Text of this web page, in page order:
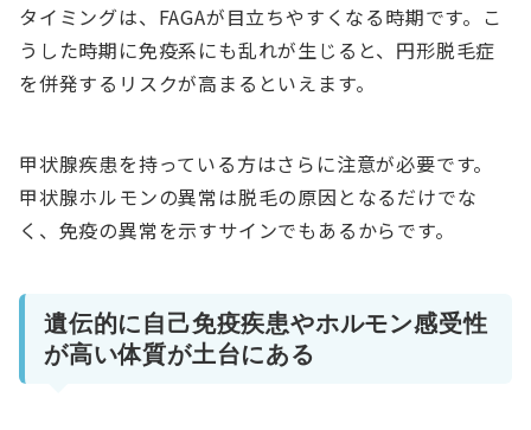
タイミングは、FAGAが目立ちやすくなる時期です。こ
うした時期に免疫系にも乱れが生じると、円形脱毛症
を併発するリスクが高まるといえます。
甲状腺疾患を持っている方はさらに注意が必要です。
甲状腺ホルモンの異常は脱毛の原因となるだけでな
く、免疫の異常を示すサインでもあるからです。
遺伝的に自己免疫疾患やホルモン感受性
が高い体質が土台にある